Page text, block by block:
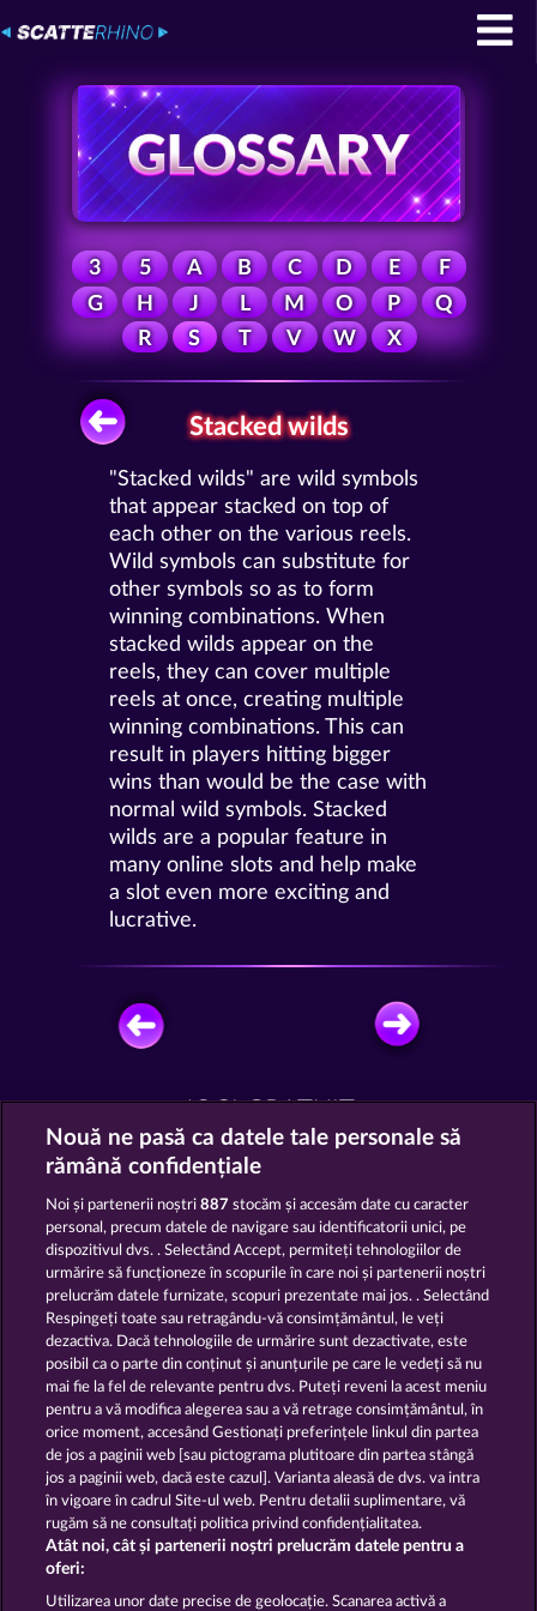
3 5 A B C D E
F
G
H J L M O P
Q
R
S T V W X
Stacked wilds
"Stacked wilds" are wild symbols
that appear stacked on top of
each other on the various reels.
Wild symbols can substitute for
other symbols so as to form
winning combinations. When
stacked wilds appear on the
reels, they can cover multiple
reels at once, creating multiple
winning combinations. This can
result in players hitting bigger
wins than would be the case with
normal wild symbols. Stacked
wilds are a popular feature in
many online slots and help make
a slot even more exciting and
lucrative.
JOCI GRATUIT
Blitz Coins Piggy Kings
7 Supernova Fruits Total Eclipse
Termeni și condiții
Declarație de confidențialitate
Nouă ne pasă ca datele tale personale să
rămână confidențiale
Noi și partenerii noștri887 stocăm și accesăm date cu caracter
personal, precum datele de navigare sau identificatorii unici, pe
dispozitivul dvs. . Selectând Accept, permiteți tehnologiilor de
urmărire să funcționeze în scopurile în care noi și partenerii noștri
prelucrăm datele furnizate, scopuri prezentate mai jos. . Selectând
Respingeți toate sau retragându-vă consimțământul, le veți
dezactiva. Dacă tehnologiile de urmărire sunt dezactivate, este
posibil ca o parte din conținut și anunțurile pe care le vedeți să nu
mai fie la fel de relevante pentru dvs. Puteți reveni la acest meniu
pentru a vă modifica alegerea sau a vă retrage consimțământul, în
orice moment, accesând Gestionați preferințele linkul din partea
de jos a paginii web [sau pictograma plutitoare din partea stângă
jos a paginii web, dacă este cazul]. Varianta aleasă de dvs. va intra
în vigoare în cadrul Site-ul web. Pentru detalii suplimentare, vă
rugăm să ne consultați politica privind confidențialitatea.
Atât noi, cât și partenerii noștri prelucrăm datele pentru a
oferi:
Utilizarea unor date precise de geolocație. Scanarea activă a